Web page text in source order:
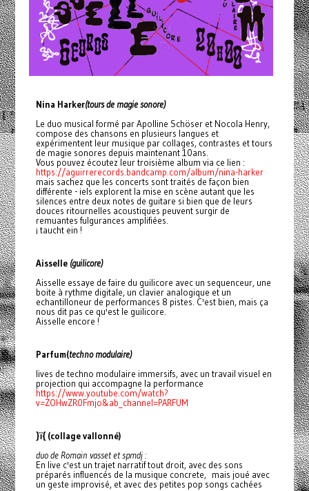
Nina Harker(tours de magie sonore)
Le duo musical formé par Apolline Schöser et Nocola Henry,
compose des chansons en plusieurs langues et
expérimentent leur musique par collages, contrastes et tours
de magie sonores depuis maintenant 10ans.
Vous pouvez écoutez leur troisième album via ce lien :
https://aguirrerecords.bandcamp.com/album/nina-harker
mais sachez que les concerts sont traités de façon bien
différente - iels explorent la mise en scène autant que les
silences entre deux notes de guitare si bien que de leurs
douces ritournelles acoustiques peuvent surgir de
remuantes fulgurances amplifiées.
¡ taucht ein !
Aisselle(guilicore)
Aisselle essaye de faire du guilicore avec un sequenceur, une
boite à rythme digitale, un clavier analogique et un
echantilloneur de performances 8 pistes. C'est bien, mais ça
nous dit pas ce qu'est le guilicore.
Aisselle encore !
Parfum(techno modulaire)
lives de techno modulaire immersifs, avec un travail visuel en
projection qui accompagne la performance
https://www.youtube.com/watch?
v=ZOHwZR0Fmjo&ab_channel=PARFUM
}ï{ (collage vallonné)
duo de Romain vasset et spmdj :
En live c'est un trajet narratif tout droit, avec des sons
préparés influencés de la musique concrete, mais joué avec
un geste improvisé, et avec des petites pop songs cachées